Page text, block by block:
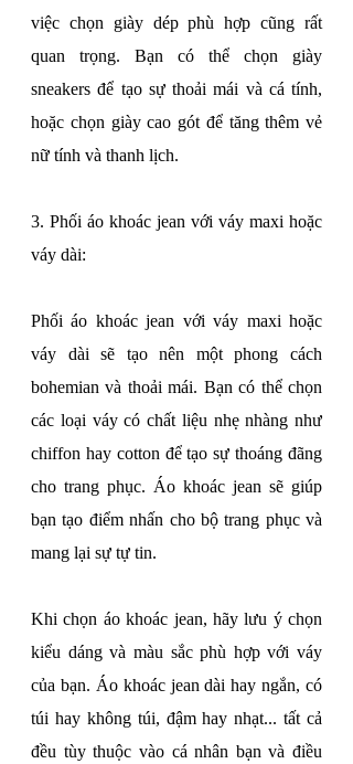
việc chọn giày dép phù hợp cũng rất
quan trọng. Bạn có thể chọn giày
sneakers để tạo sự thoải mái và cá tính,
hoặc chọn giày cao gót để tăng thêm vẻ
nữ tính và thanh lịch.
3. Phối áo khoác jean với váy maxi hoặc
váy dài:
Phối áo khoác jean với váy maxi hoặc
váy dài sẽ tạo nên một phong cách
bohemian và thoải mái. Bạn có thể chọn
các loại váy có chất liệu nhẹ nhàng như
chiffon hay cotton để tạo sự thoáng đãng
cho trang phục. Áo khoác jean sẽ giúp
bạn tạo điểm nhấn cho bộ trang phục và
mang lại sự tự tin.
Khi chọn áo khoác jean, hãy lưu ý chọn
kiểu dáng và màu sắc phù hợp với váy
của bạn. Áo khoác jean dài hay ngắn, có
túi hay không túi, đậm hay nhạt... tất cả
đều tùy thuộc vào cá nhân bạn và điều